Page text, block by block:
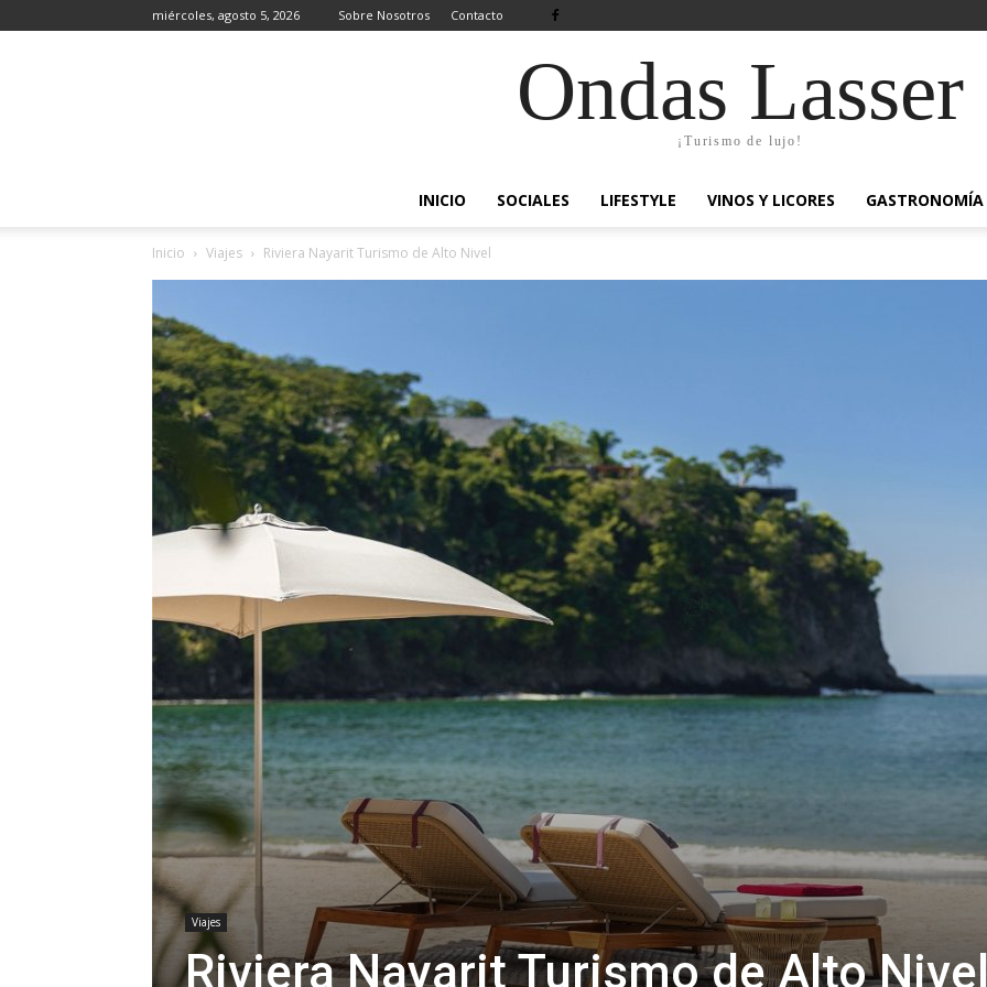
miércoles, agosto 5, 2026 Sobre Nosotros Contacto
Ondas Lasser
¡Turismo de lujo!
INICIO SOCIALES LIFESTYLE VINOS Y LICORES GASTRONOMÍA
Inicio Viajes Riviera Nayarit Turismo de Alto Nivel
Viajes
Riviera Nayarit Turismo de Alto